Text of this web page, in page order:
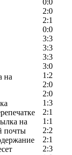
0:0
2:0
2:1
0:0
3:3
3:3
3:3
3:0
1:2
2:0
2:0
1:3
2:1
1:1
2:2
2:1
2:3
на
на
почты